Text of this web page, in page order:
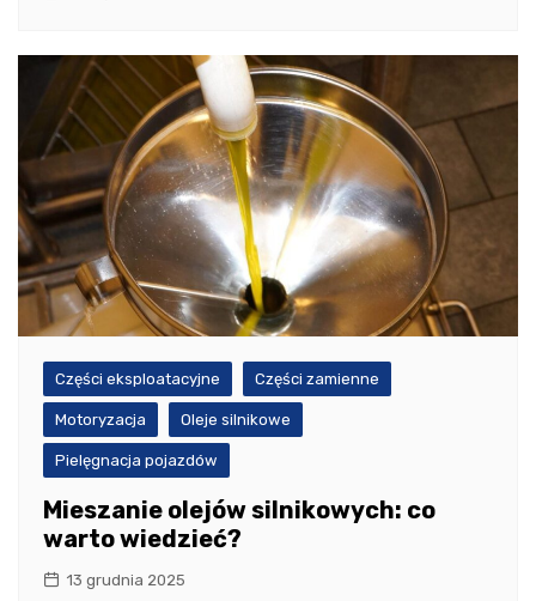
Części eksploatacyjne Części zamienne
Motoryzacja Oleje silnikowe
Pielęgnacja pojazdów
Mieszanie olejów silnikowych: co
warto wiedzieć?
13 grudnia 2025